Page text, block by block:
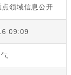
领域信息公开
09:09